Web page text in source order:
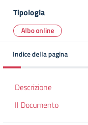
Tipologia
Albo online
Indice della pagina
Descrizione
Il Documento